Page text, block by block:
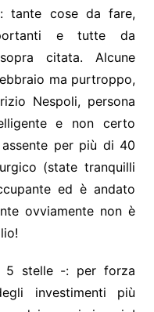
tante cose da fare,
e tutte da
citata. Alcune
ma purtroppo,
Nespoli, persona
e non certo
per più di 40
(state tranquilli
ed è andato
ovviamente non è
5 stelle -: per forza
investimenti più